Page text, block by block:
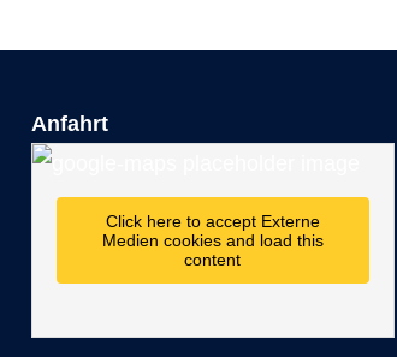
Anfahrt
Click here to accept Externe
Medien cookies and load this
content